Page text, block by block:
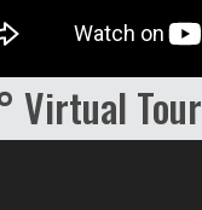
Virtual Tour